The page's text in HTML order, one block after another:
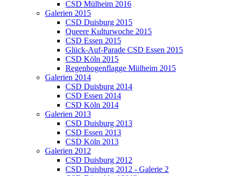
CSD Mülheim 2016
Galerien 2015
CSD Duisburg 2015
Queere Kulturwoche 2015
CSD Essen 2015
Glück-Auf-Parade CSD Essen 2015
CSD Köln 2015
Regenbogenflagge Mülheim 2015
Galerien 2014
CSD Duisburg 2014
CSD Essen 2014
CSD Köln 2014
Galerien 2013
CSD Duisburg 2013
CSD Essen 2013
CSD Köln 2013
Galerien 2012
CSD Duisburg 2012
CSD Duisburg 2012 - Galerie 2